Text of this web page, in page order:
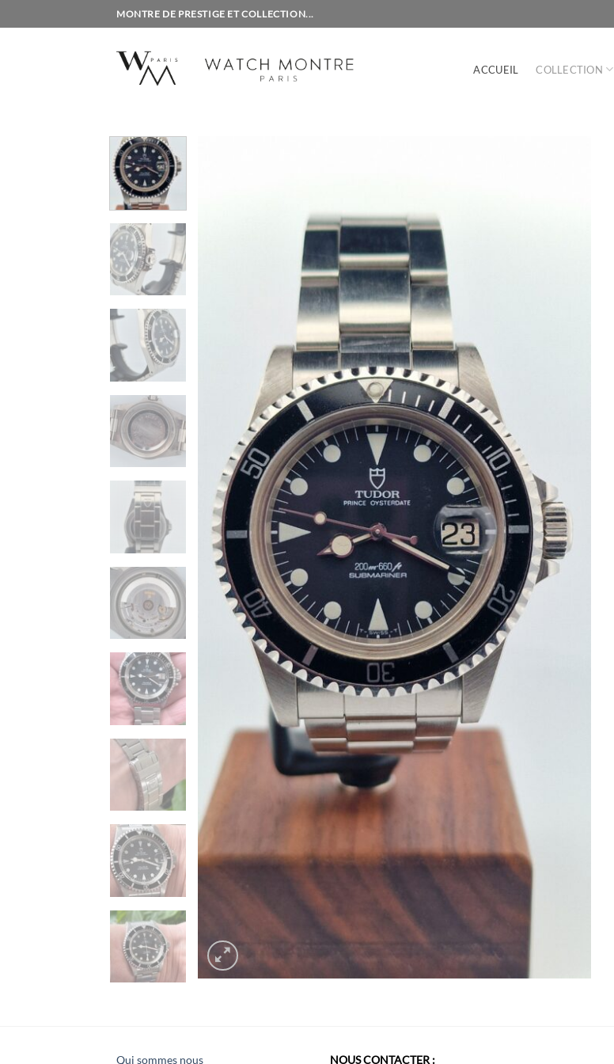
au
MONTRE DE PRESTIGE ET COLLECTION...
ACCUEIL COLLECTION
Qui sommes nous NOUS CONTACTER :